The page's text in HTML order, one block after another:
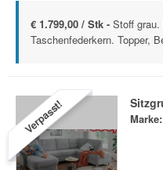
€ 1.799,00 / Stk - Stoff
Taschenfederkern. Topper,
Verpasst! Marke: